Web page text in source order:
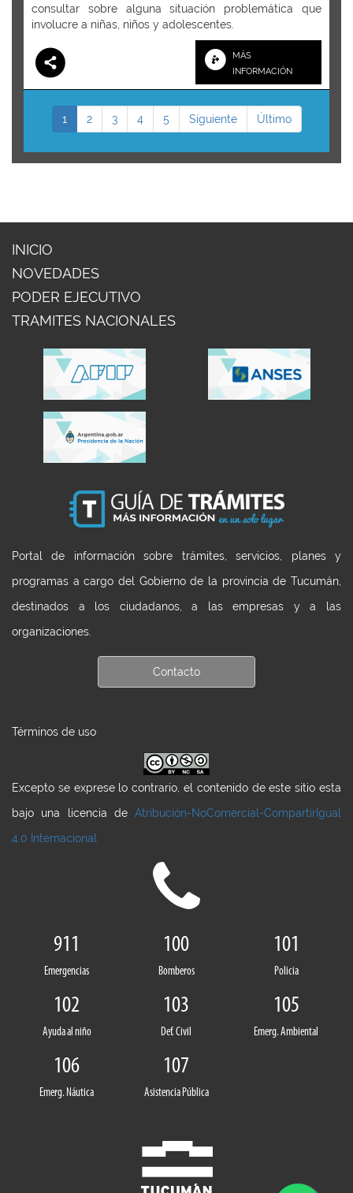
consultar sobre alguna situación problemática que
involucre a niñas, niños y adolescentes.
MÁS
INFORMACIÓN
1 2 3 4 5 Siguiente Último
INICIO
NOVEDADES
PODER EJECUTIVO
TRAMITES NACIONALES
Portal de información sobre trámites, servicios, planes y
programas a cargo del Gobierno de la provincia de Tucumán,
destinados a los ciudadanos, a las empresas y a las
organizaciones.
Contacto
Términos de uso
Excepto se exprese lo contrario, el contenido de este sitio esta
bajo una licencia de Atribución-NoComercial-CompartirIgual
4.0 Internacional
911
Emergencias
100
Bomberos
101
Policia
102
Ayuda al niño
103
Def. Civil
105
Emerg. Ambiental
106
Emerg. Náutica
107
Asistencia Pública